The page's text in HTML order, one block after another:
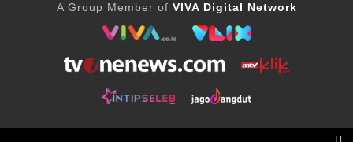
A Group Member of VIVA Digital Network